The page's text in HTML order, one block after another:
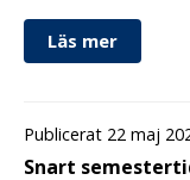
Läs mer
Publicerat 22 maj
Snart